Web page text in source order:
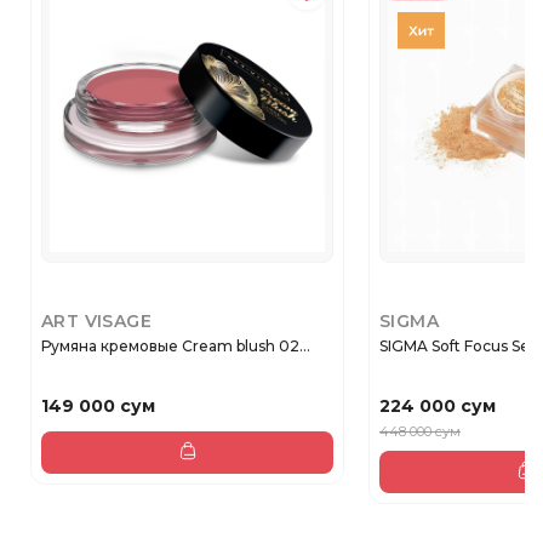
ART VISAGE
Румяна кремовые Сream blush 02...
149 000 сум
SIGMA
SIGMA Soft Focus
224 000 сум
448 000 сум